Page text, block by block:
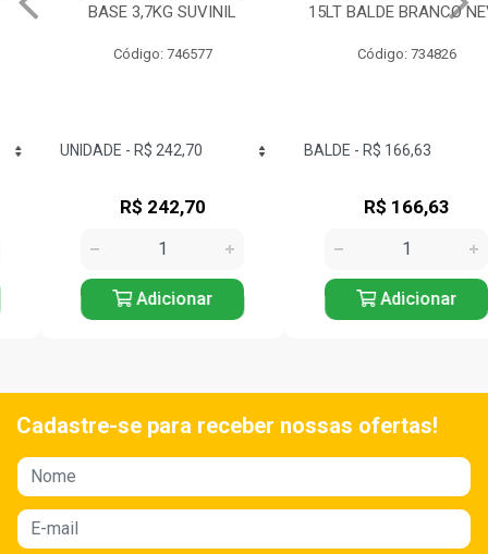
BASE 3,7KG SUVINIL
Código: 746577
R$ 242,70
Adicionar
15LT BALDE BRANCO NEVE
Código: 734826
R$ 166,63
Adicionar
Cadastre-se para receber nossas ofertas!